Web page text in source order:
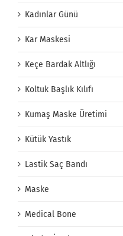
Kadınlar Günü
Kar Maskesi
Keçe Bardak Altlığı
Koltuk Başlık Kılıfı
Kumaş Maske Üretimi
Kütük Yastık
Lastik Saç Bandı
Maske
Medical Bone